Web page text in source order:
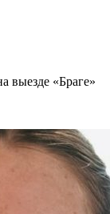
выезде «Браге»